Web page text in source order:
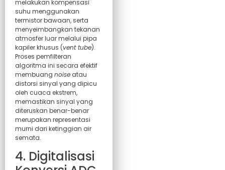
melakukan kompensasi
suhu menggunakan
termistor bawaan, serta
menyeimbangkan tekanan
atmosfer luar melalui pipa
kapiler khusus (vent tube).
Proses pemfilteran
algoritma ini secara efektif
membuang noise atau
distorsi sinyal yang dipicu
oleh cuaca ekstrem,
memastikan sinyal yang
diteruskan benar-benar
merupakan representasi
murni dari ketinggian air
semata.
4. Digitalisasi